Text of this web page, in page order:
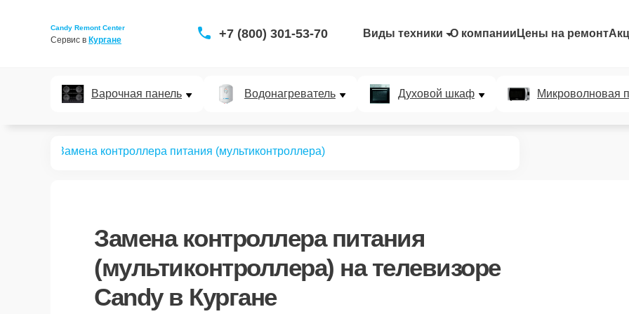
Candy Remont Center
Сервис в Кургане +7 (800) 301-53-70 Виды техники О компании Цены на ремонт
Варочная панель Водонагреватель Духовой шкаф Микроволновая
Замена контроллера питания (мультиконтроллера)
Замена контроллера питания
(мультиконтроллера) на телевизоре
Candy в Кургане